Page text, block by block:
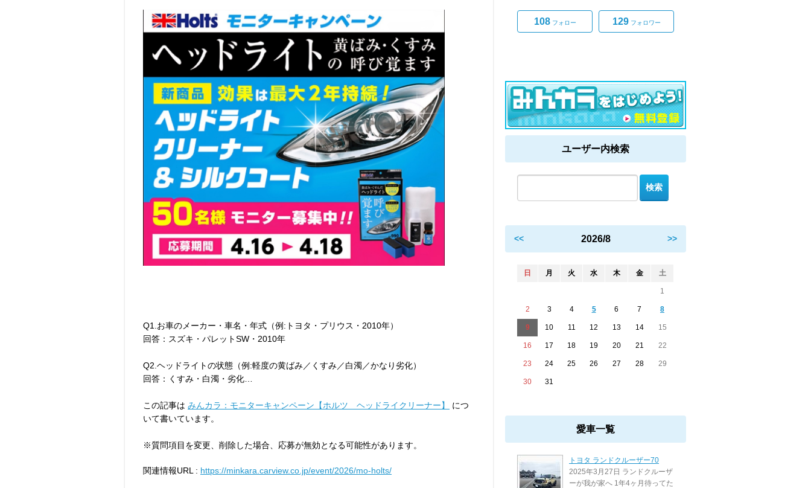
Q1.お車のメーカー・車名・年式（例:トヨタ・プリウス・2010年）
回答：スズキ・パレットSW・2010年
Q2.ヘッドライトの状態（例:軽度の黄ばみ／くすみ／白濁／かなり劣化）
回答：くすみ・白濁・劣化…
この記事は みんカラ：モニターキャンペーン【ホルツ ヘッドライクリーナー】
につ
いて書いています。
※質問項目を変更、削除した場合、応募が無効となる可能性があります。
関連情報URL : https://minkara.carview.co.jp/event/2026/mo-holts/
108フォロー 129フォロワー
ユーザー内検索
<< 2026/8 >>
日 月 火 水 木 金 土
1
2 3 4 5 6 7 8
9 10 11 12 13 14 15
16 17 18 19 20 21 22
23 24 25 26 27 28 29
30 31
愛車一覧
トヨタ ランドクルーザー70
2025年3月27日 ランドクルーザ
ーが我が家へ 1年4ヶ月待ってた